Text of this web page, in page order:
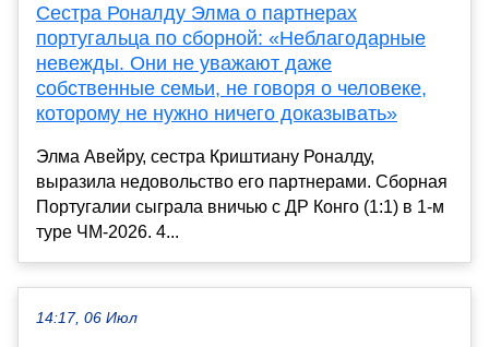
Сестра Роналду Элма о партнерах
португальца по сборной: «Неблагодарные
невежды. Они не уважают даже
собственные семьи, не говоря о человеке,
которому не нужно ничего доказывать»
Элма Авейру, сестра Криштиану Роналду,
выразила недовольство его партнерами. Сборная
Португалии сыграла вничью с ДР Конго (1:1) в 1-м
туре ЧМ-2026. 4...
14:17, 06 Июл